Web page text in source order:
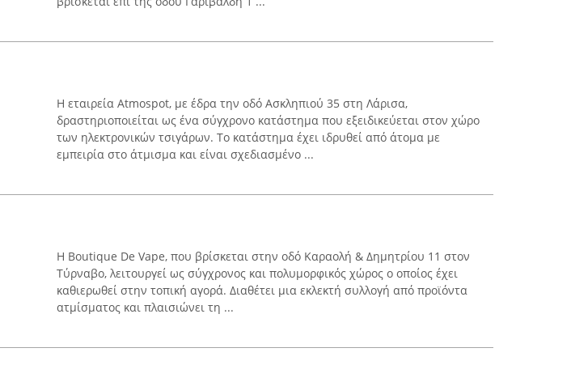
Η εταιρεία Atmospot, με έδρα την οδό Ασκληπιού 35 στη Λάρισα,
δραστηριοποιείται ως ένα σύγχρονο κατάστημα που εξειδικεύεται στον χώρο
των ηλεκτρονικών τσιγάρων. Το κατάστημα έχει ιδρυθεί από άτομα με
εμπειρία στο άτμισμα και είναι σχεδιασμένο ...
Η Boutique De Vape, που βρίσκεται στην οδό Καραολή & Δημητρίου 11 στον
Τύρναβο, λειτουργεί ως σύγχρονος και πολυμορφικός χώρος ο οποίος έχει
καθιερωθεί στην τοπική αγορά. Διαθέτει μια εκλεκτή συλλογή από προϊόντα
ατμίσματος και πλαισιώνει τη ...